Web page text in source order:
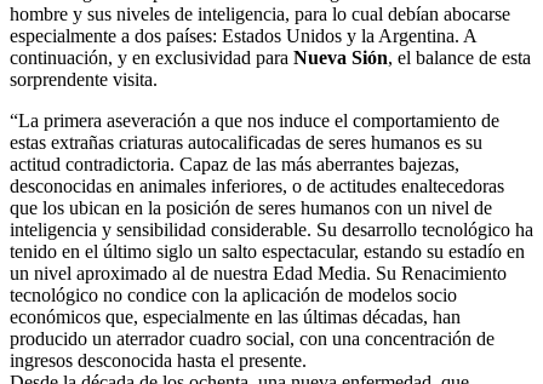
hombre y sus niveles de inteligencia, para lo cual debían abocarse
especialmente a dos países: Estados Unidos y la Argentina. A
continuación, y en exclusividad para Nueva Sión, el balance de esta
sorprendente visita.
“La primera aseveración a que nos induce el comportamiento de
estas extrañas criaturas autocalificadas de seres humanos es su
actitud contradictoria. Capaz de las más aberrantes bajezas,
desconocidas en animales inferiores, o de actitudes enaltecedoras
que los ubican en la posición de seres humanos con un nivel de
inteligencia y sensibilidad considerable. Su desarrollo tecnológico ha
tenido en el último siglo un salto espectacular, estando su estadío en
un nivel aproximado al de nuestra Edad Media. Su Renacimiento
tecnológico no condice con la aplicación de modelos socio
económicos que, especialmente en las últimas décadas, han
producido un aterrador cuadro social, con una concentración de
ingresos desconocida hasta el presente.